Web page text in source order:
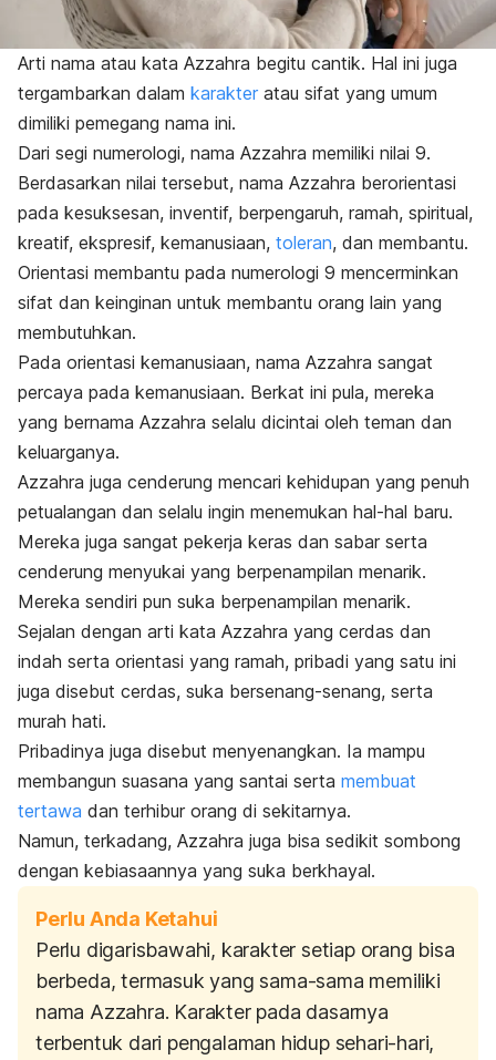
Arti nama atau kata Azzahra begitu cantik. Hal ini juga
tergambarkan dalam karakter atau sifat yang umum
dimiliki pemegang nama ini.
Dari segi numerologi, nama Azzahra memiliki nilai 9.
Berdasarkan nilai tersebut, nama Azzahra berorientasi
pada kesuksesan, inventif, berpengaruh, ramah, spiritual,
kreatif, ekspresif, kemanusiaan, toleran, dan membantu.
Orientasi membantu pada numerologi 9 mencerminkan
sifat dan keinginan untuk membantu orang lain yang
membutuhkan.
Pada orientasi kemanusiaan, nama Azzahra sangat
percaya pada kemanusiaan. Berkat ini pula, mereka
yang bernama Azzahra selalu dicintai oleh teman dan
keluarganya.
Azzahra juga cenderung mencari kehidupan yang penuh
petualangan dan selalu ingin menemukan hal-hal baru.
Mereka juga sangat pekerja keras dan sabar serta
cenderung menyukai yang berpenampilan menarik.
Mereka sendiri pun suka berpenampilan menarik.
Sejalan dengan arti kata Azzahra yang cerdas dan
indah serta orientasi yang ramah, pribadi yang satu ini
juga disebut cerdas, suka bersenang-senang, serta
murah hati.
Pribadinya juga disebut menyenangkan. Ia mampu
membangun suasana yang santai serta membuat
tertawa dan terhibur orang di sekitarnya.
Namun, terkadang, Azzahra juga bisa sedikit sombong
dengan kebiasaannya yang suka berkhayal.
Perlu Anda Ketahui
Perlu digarisbawahi, karakter setiap orang bisa
berbeda, termasuk yang sama-sama memiliki
nama Azzahra. Karakter pada dasarnya
terbentuk dari pengalaman hidup sehari-hari,